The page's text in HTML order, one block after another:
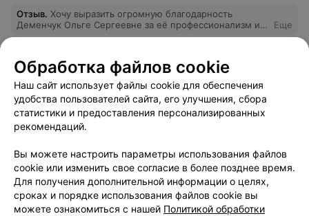
Отзыв. Хочу выразить огромную благодарность
Деменчук Ольге Сергеевне за её профессионализм и
внимательно отношение. Доктор вызвала большое
Еще
Отзывы
Добавить компанию
Добавить специалиста
Обработка файлов cookie
Наш сайт использует файлы cookie для обеспечения
удобства пользователей сайта, его улучшения, сбора
статистики и предоставления персонализированных
рекомендаций.
Вы можете настроить параметры использования файлов
cookie или изменить свое согласие в более позднее время.
Для получения дополнительной информации о целях,
сроках и порядке использования файлов cookie вы
можете ознакомиться с нашей Политикой обработки